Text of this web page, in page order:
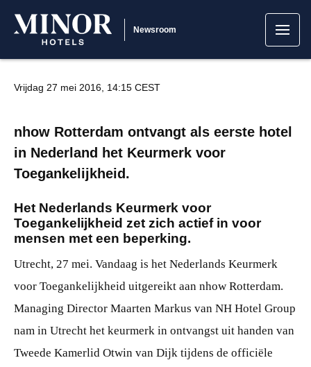
Newsroom
Vrijdag 27 mei 2016, 14:15 CEST
nhow Rotterdam ontvangt als eerste hotel
in Nederland het Keurmerk voor
Toegankelijkheid.
Het Nederlands Keurmerk voor
Toegankelijkheid zet zich actief in voor
mensen met een beperking.
Utrecht, 27 mei. Vandaag is het Nederlands Keurmerk
voor Toegankelijkheid uitgereikt aan nhow Rotterdam.
Managing Director Maarten Markus van NH Hotel Group
nam in Utrecht het keurmerk in ontvangst uit handen van
Tweede Kamerlid Otwin van Dijk tijdens de officiële